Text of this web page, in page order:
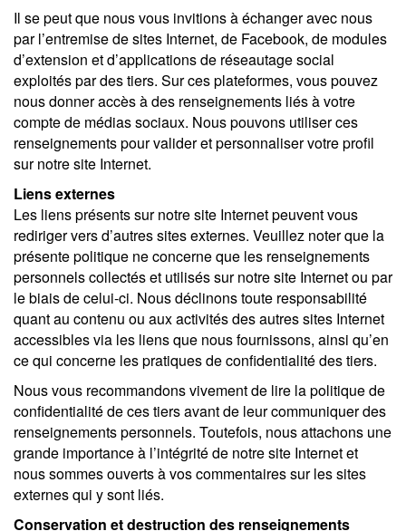
Il se peut que nous vous invitions à échanger avec nous
par l’entremise de sites Internet, de Facebook, de modules
d’extension et d’applications de réseautage social
exploités par des tiers. Sur ces plateformes, vous pouvez
nous donner accès à des renseignements liés à votre
compte de médias sociaux. Nous pouvons utiliser ces
renseignements pour valider et personnaliser votre profil
sur notre site Internet.
Liens externes
Les liens présents sur notre site Internet peuvent vous
rediriger vers d’autres sites externes. Veuillez noter que la
présente politique ne concerne que les renseignements
personnels collectés et utilisés sur notre site Internet ou par
le biais de celui-ci. Nous déclinons toute responsabilité
quant au contenu ou aux activités des autres sites Internet
accessibles via les liens que nous fournissons, ainsi qu’en
ce qui concerne les pratiques de confidentialité des tiers.
Nous vous recommandons vivement de lire la politique de
confidentialité de ces tiers avant de leur communiquer des
renseignements personnels. Toutefois, nous attachons une
grande importance à l’intégrité de notre site Internet et
nous sommes ouverts à vos commentaires sur les sites
externes qui y sont liés.
Conservation et destruction des renseignements